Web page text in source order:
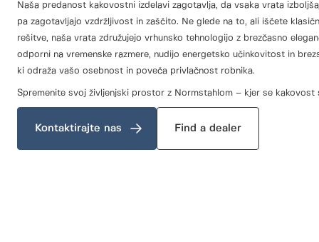
Naša predanost kakovostni izdelavi zagotavlja, da vsaka vrata
pa zagotavljajo vzdržljivost in zaščito. Ne glede na to, ali iščete
rešitve, naša vrata združujejo vrhunsko tehnologijo z brezčasno
odporni na vremenske razmere, nudijo energetsko učinkovitost in
ki odraža vašo osebnost in poveča privlačnost robnika.
Spremenite svoj življenjski prostor z Normstahlom – kjer se kakovost
Kontaktirajte nas Find a dealer